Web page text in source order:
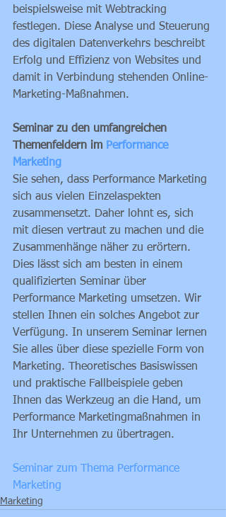
beispielsweise mit Webtracking
festlegen. Diese Analyse und Steuerung
des digitalen Datenverkehrs beschreibt
Erfolg und Effizienz von Websites und
damit in Verbindung stehenden Online-
Marketing-Maßnahmen.
Seminar zu den umfangreichen
Themenfeldern im Performance
Marketing
Sie sehen, dass Performance Marketing
sich aus vielen Einzelaspekten
zusammensetzt. Daher lohnt es, sich
mit diesen vertraut zu machen und die
Zusammenhänge näher zu erörtern.
Dies lässt sich am besten in einem
qualifizierten Seminar über
Performance Marketing umsetzen. Wir
stellen Ihnen ein solches Angebot zur
Verfügung. In unserem Seminar lernen
Sie alles über diese spezielle Form von
Marketing. Theoretisches Basiswissen
und praktische Fallbeispiele geben
Ihnen das Werkzeug an die Hand, um
Performance Marketingmaßnahmen in
Ihr Unternehmen zu übertragen.
Seminar zum Thema Performance
Marketing
Marketing